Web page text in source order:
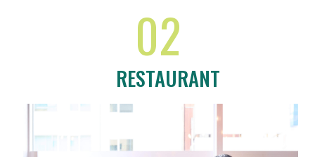
02
RESTAURANT